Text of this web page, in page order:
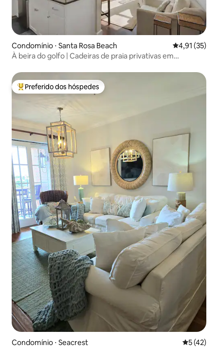
Condomínio ⋅ Santa Rosa Beach 4,91 de uma
4,91 (35)
À beira do golfo | Cadeiras de praia privativas em
Entre os melhores preferidos dos hóspedes
Preferido dos hóspedes
Condomínio ⋅ Seacrest 5 de uma
5 (42)